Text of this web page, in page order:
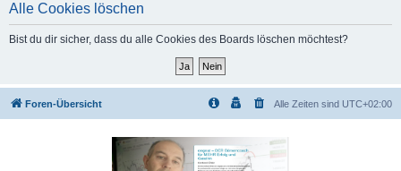
Alle Cookies löschen
Bist du dir sicher, dass du alle Cookies des Boards löschen möchtest?
Foren-Übersicht Alle Zeiten sind UTC+02:00